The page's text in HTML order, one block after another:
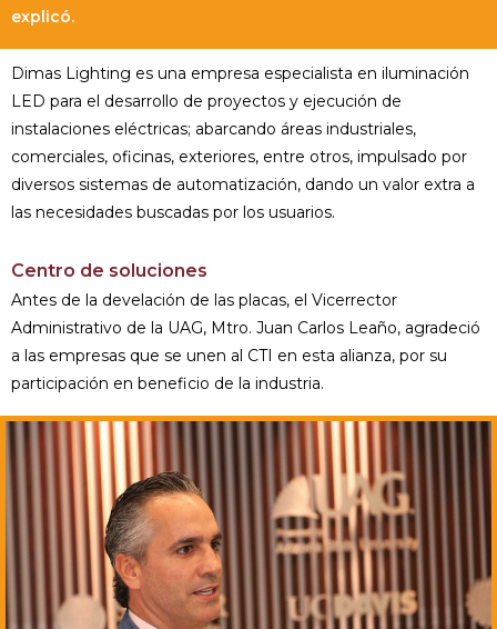
explicó.
Dimas Lighting es una empresa especialista en iluminación
LED para el desarrollo de proyectos y ejecución de
instalaciones eléctricas; abarcando áreas industriales,
comerciales, oficinas, exteriores, entre otros, impulsado por
diversos sistemas de automatización, dando un valor extra a
las necesidades buscadas por los usuarios.
Centro de soluciones
Antes de la develación de las placas, el Vicerrector
Administrativo de la UAG, Mtro. Juan Carlos Leaño, agradeció
a las empresas que se unen al CTI en esta alianza, por su
participación en beneficio de la industria.